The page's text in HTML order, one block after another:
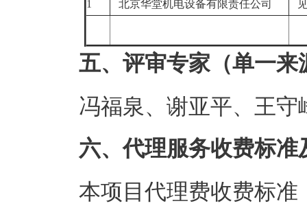
1
北京华堂机电设备有限责任公司
五、评审专家（单一
冯福泉、谢亚平、王守
六、代理服务收费标准
本项目代理费收费标准